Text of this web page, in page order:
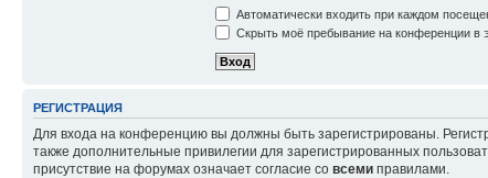
Автоматически входить при каждом
Скрыть моё пребывание на конференции в
РЕГИСТРАЦИЯ
Для входа на конференцию вы должны быть зарегистрированы.
также дополнительные привилегии для зарегистрированных
присутствие на форумах означает согласие со всеми правилами.